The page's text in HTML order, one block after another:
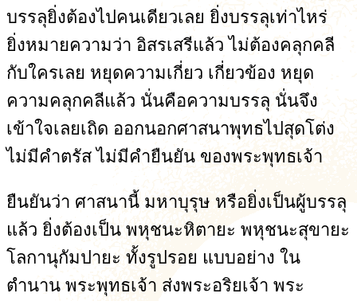
บรรลุยิ่งต้องไปคนเดียวเลย ยิ่งบรรลุเท่าไหร่
ยิ่งหมายความว่า อิสรเสรีแล้ว ไม่ต้องคลุกคลี
กับใครเลย หยุดความเกี่ยว เกี่ยวข้อง หยุด
ความคลุกคลีแล้ว นั่นคือความบรรลุ นั่นจึง
เข้าใจเลยเถิด ออกนอกศาสนาพุทธไปสุดโต่ง
ไม่มีคำตรัส ไม่มีคำยืนยัน ของพระพุทธเจ้า
ยืนยันว่า ศาสนานี้ มหาบุรุษ หรือยิ่งเป็นผู้บรรลุ
แล้ว ยิ่งต้องเป็น พหุชนะหิตายะ พหุชนะสุขายะ
โลกานุกัมปายะ ทั้งรูปรอย แบบอย่าง ใน
ตำนาน พระพุทธเจ้า ส่งพระอริยเจ้า พระ